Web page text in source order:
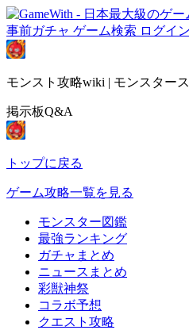
事前ガチャ ゲーム検索 ログイン
モンスト攻略wiki | モンスター
掲示板Q&A
トップに戻る
ゲーム攻略一覧を見る
モンスター図鑑
最強ランキング
ガチャまとめ
ニュースまとめ
彩獣神祭
コラボ予想
クエスト攻略